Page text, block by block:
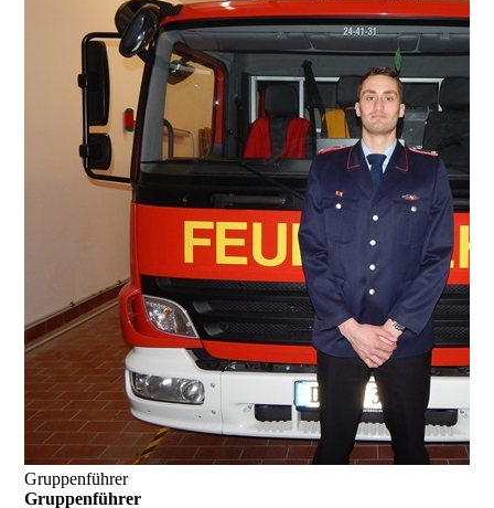
Gruppenführer
Gruppenführer